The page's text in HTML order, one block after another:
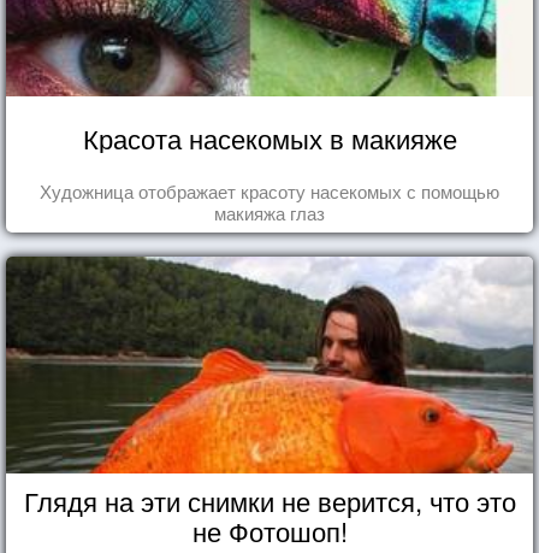
Красота насекомых в макияже
Художница отображает красоту насекомых с помощью
макияжа глаз
Глядя на эти снимки не верится, что это
не Фотошоп!